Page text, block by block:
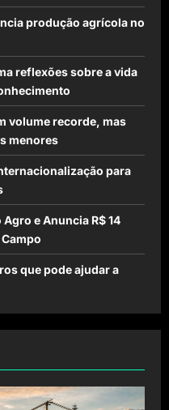
produção agrícola no
reflexões sobre a vida
volume recorde, mas
menores
para
e Anuncia R$ 14
que pode ajudar a